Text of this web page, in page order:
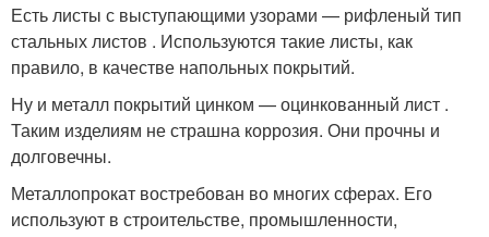
Есть листы с выступающими узорами — рифленый тип
стальных листов . Используются такие листы, как
правило, в качестве напольных покрытий.
Ну и металл покрытий цинком — оцинкованный лист .
Таким изделиям не страшна коррозия. Они прочны и
долговечны.
Металлопрокат востребован во многих сферах. Его
используют в строительстве, промышленности,